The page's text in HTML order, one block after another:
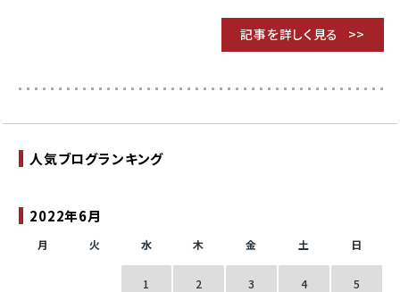
記事を詳しく見る
2022年6月
月 火 水 木 金 土 日
1 2 3 4 5
人気ブログランキング